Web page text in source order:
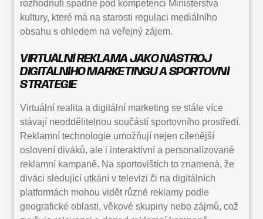
rozhodnutí spadne pod kompetenci Ministerstva
kultury, které má na starosti regulaci mediálního
obsahu s ohledem na veřejný zájem.
VIRTUÁLNÍ REKLAMA JAKO NÁSTROJ
DIGITÁLNÍHO MARKETINGU A SPORTOVNÍ
STRATEGIE
Virtuální realita a digitální marketing se stále více
stávají neoddělitelnou součástí sportovního prostředí.
Reklamní technologie umožňují nejen cílenější
oslovení diváků, ale i interaktivní a personalizované
reklamní kampaně. Na sportovištích to znamená, že
diváci sledující utkání v televizi či na digitálních
platformách mohou vidět různé reklamy podle
geografické oblasti, věkové skupiny nebo zájmů, což